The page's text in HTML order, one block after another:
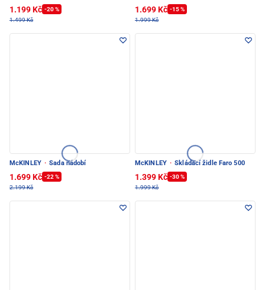
1.199 Kč -20 %
1.499 Kč
1.699 Kč -15 %
1.999 Kč
McKINLEY · Sada nádobí
1.699 Kč -22 %
2.199 Kč
McKINLEY · Skládací židle Faro 500
1.399 Kč -30 %
1.999 Kč